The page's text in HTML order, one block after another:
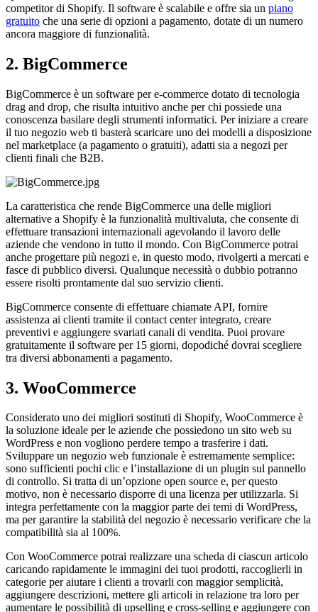
competitor di Shopify. Il software è scalabile e offre sia un piano
gratuito che una serie di opzioni a pagamento, dotate di un numero
ancora maggiore di funzionalità.
2. BigCommerce
BigCommerce è un software per e-commerce dotato di tecnologia
drag and drop, che risulta intuitivo anche per chi possiede una
conoscenza basilare degli strumenti informatici. Per iniziare a creare
il tuo negozio web ti basterà scaricare uno dei modelli a disposizione
nel marketplace (a pagamento o gratuiti), adatti sia a negozi per
clienti finali che B2B.
La caratteristica che rende BigCommerce una delle migliori
alternative a Shopify è la funzionalità multivaluta, che consente di
effettuare transazioni internazionali agevolando il lavoro delle
aziende che vendono in tutto il mondo. Con BigCommerce potrai
anche progettare più negozi e, in questo modo, rivolgerti a mercati e
fasce di pubblico diversi. Qualunque necessità o dubbio potranno
essere risolti prontamente dal suo servizio clienti.
BigCommerce consente di effettuare chiamate API, fornire
assistenza ai clienti tramite il contact center integrato, creare
preventivi e aggiungere svariati canali di vendita. Puoi provare
gratuitamente il software per 15 giorni, dopodiché dovrai scegliere
tra diversi abbonamenti a pagamento.
3. WooCommerce
Considerato uno dei migliori sostituti di Shopify, WooCommerce è
la soluzione ideale per le aziende che possiedono un sito web su
WordPress e non vogliono perdere tempo a trasferire i dati.
Sviluppare un negozio web funzionale è estremamente semplice:
sono sufficienti pochi clic e l’installazione di un plugin sul pannello
di controllo. Si tratta di un’opzione open source e, per questo
motivo, non è necessario disporre di una licenza per utilizzarla. Si
integra perfettamente con la maggior parte dei temi di WordPress,
ma per garantire la stabilità del negozio è necessario verificare che la
compatibilità sia al 100%.
Con WooCommerce potrai realizzare una scheda di ciascun articolo
caricando rapidamente le immagini dei tuoi prodotti, raccoglierli in
categorie per aiutare i clienti a trovarli con maggior semplicità,
aggiungere descrizioni, mettere gli articoli in relazione tra loro per
aumentare le possibilità di upselling e cross-selling e aggiungere con